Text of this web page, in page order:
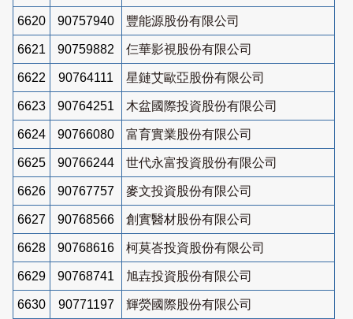
6620 90757940 豐能源股份有限公司
6621 90759882 仨華影視股份有限公司
6622 90764111 星鏈艾歐亞股份有限公司
6623 90764251 木盆國際投資股份有限公司
6624 90766080 富育實業股份有限公司
6625 90766244 世代永富投資股份有限公司
6626 90767757 麥文投資股份有限公司
6627 90768566 創實醫材股份有限公司
6628 90768616 柯莫峇投資股份有限公司
6629 90768741 旭壵投資股份有限公司
6630 90771197 輝熒國際股份有限公司